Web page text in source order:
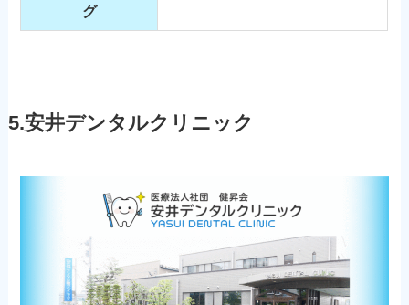
グ
5.安井デンタルクリニック